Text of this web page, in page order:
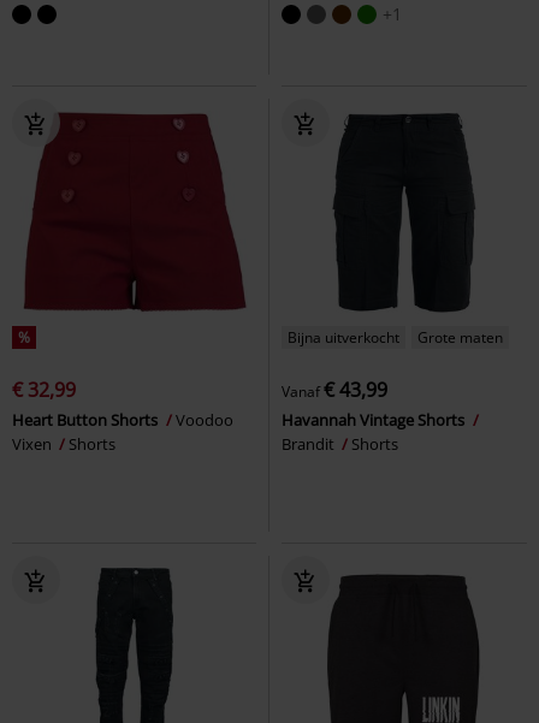
+1
%
€ 32,99
Heart Button Shorts
Voodoo
Vixen
Shorts
Bijna uitverkocht Grote maten
Vanaf€ 43,99
Havannah Vintage Shorts
Brandit
Shorts